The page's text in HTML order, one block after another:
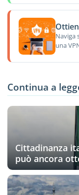
Naviga
una
Continua a
Cittadinanza
può ancora